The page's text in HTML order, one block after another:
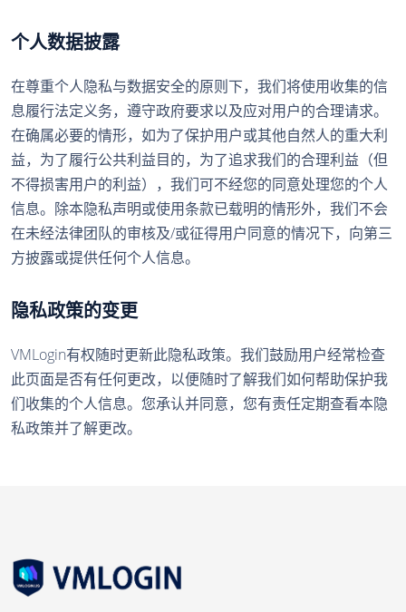
个人数据披露
在尊重个人隐私与数据安全的原则下，我们将使用收集的信
息履行法定义务，遵守政府要求以及应对用户的合理请求。
在确属必要的情形，如为了保护用户或其他自然人的重大利
益，为了履行公共利益目的，为了追求我们的合理利益（但
不得损害用户的利益），我们可不经您的同意处理您的个人
信息。除本隐私声明或使用条款已载明的情形外，我们不会
在未经法律团队的审核及/或征得用户同意的情况下，向第三
方披露或提供任何个人信息。
隐私政策的变更
VMLogin有权随时更新此隐私政策。我们鼓励用户经常检查
此页面是否有任何更改，以便随时了解我们如何帮助保护我
们收集的个人信息。您承认并同意，您有责任定期查看本隐
私政策并了解更改。